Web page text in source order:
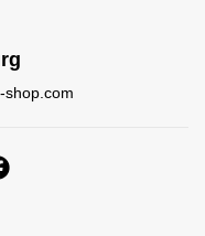
shop.com